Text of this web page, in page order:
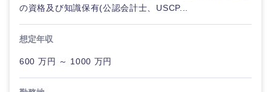
の資格及び知識保有(公認会計士、USCP...
想定年収
600 万円 ～ 1000 万円